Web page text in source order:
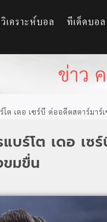
วิเคราะห์บอล ทีเด็ดบอล
ข่าว
โต เดอ เซร์บี ต่ออดีตสตาร์มา
บร์โต เดอ เ
ขมขื่น